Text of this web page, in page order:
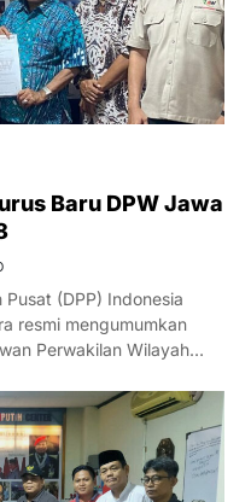
Baru DPW Jawa
(DPP) Indonesia
resmi mengumumkan
Perwakilan Wilayah…